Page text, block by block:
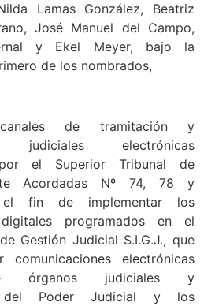
Lamas González, Beatriz
José Manuel del Campo,
y Ekel Meyer, bajo la
de los nombrados,
de tramitación y
judiciales electrónicas
por el Superior Tribunal de
Acordadas Nº 74, 78 y
fin de implementar los
digitales programados en el
Gestión Judicial S.I.G.J., que
comunicaciones electrónicas
órganos judiciales y
del Poder Judicial y los